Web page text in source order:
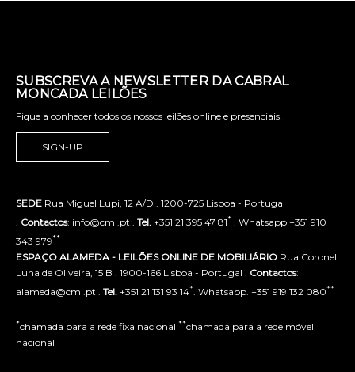
SUBSCREVA A NEWSLETTER DA CABRAL
MONCADA LEILÕES
Fique a conhecer todos os nossos leilões online e presenciais!
SIGN-UP
SEDE Rua Miguel Lupi, 12 A/D . 1200-725 Lisboa - Portugal
Contactos: info@cml.pt . Tel. +351 21 395 47 81* . Whatsapp +351 910
343 979**
ESPAÇO ALAMEDA - LEILÕES ONLINE DE MOBILIÁRIO Rua Coronel
Luna de Oliveira, 15 B . 1900-166 Lisboa - Portugal . Contactos:
alameda@cml.pt . Tel. +351 21 131 93 14* . Whatsapp. +351 919 132 080**
*chamada para a rede fixa nacional **chamada para a rede móvel
nacional